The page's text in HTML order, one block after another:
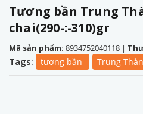
Tương bần Trung
chai(290-:-310)gr
Mã sản phẩm: 8934752040118 |
Tags: tương bần Trung